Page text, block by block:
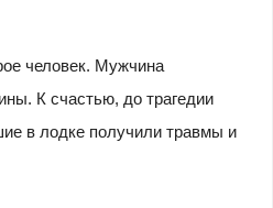
человек. Мужчина
К счастью, до трагедии
в лодке получили травмы и